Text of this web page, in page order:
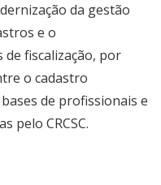
da gestão
e o
fiscalização, por
o cadastro
de profissionais e
pelo CRCSC.